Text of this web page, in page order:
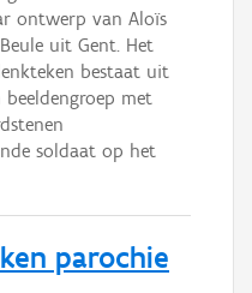
ontwerp van Aloïs
uit Gent. Het
bestaat uit
beeldengroep met
soldaat op het
parochie